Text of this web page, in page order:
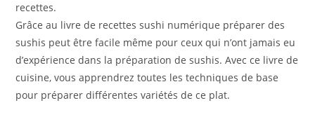
recettes.
Grâce au livre de recettes sushi numérique préparer des
sushis peut être facile même pour ceux qui n’ont jamais eu
d’expérience dans la préparation de sushis. Avec ce livre de
cuisine, vous apprendrez toutes les techniques de base
pour préparer différentes variétés de ce plat.